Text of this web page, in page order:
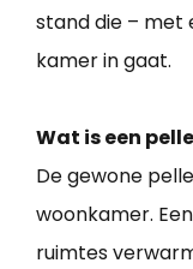
stand die – met
kamer in gaat.
Wat is een
De gewone
woonkamer.
ruimtes